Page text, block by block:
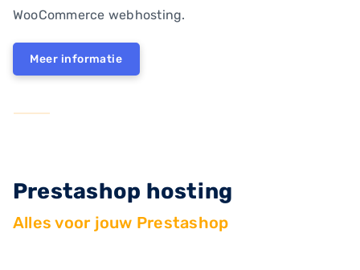
WooCommerce webhosting.
Meer informatie
Prestashop hosting
Alles voor jouw Prestashop